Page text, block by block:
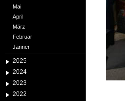
Mai
April
März
Februar
Jänner
2025
2024
2023
2022